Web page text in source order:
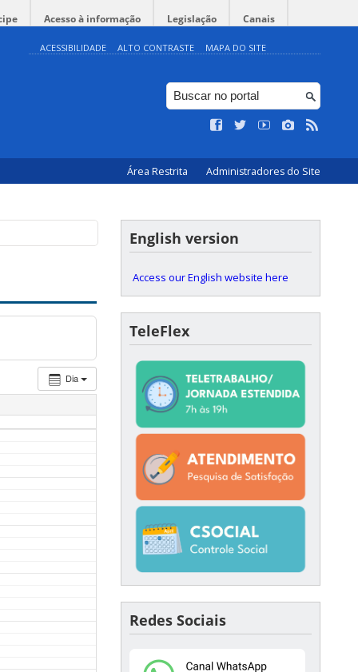
Acesso à informação Legislação Canais
ACESSIBILIDADE ALTO CONTRASTE MAPA DO SITE
Área Restrita Administradores do Site
Dia
English version
Access our English website here
TeleFlex
Redes Sociais